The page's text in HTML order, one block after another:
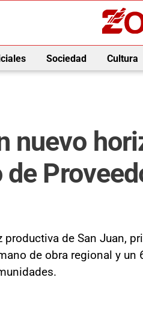
Sociedad Cultura
nuevo
de San Juan,
de obra regional y